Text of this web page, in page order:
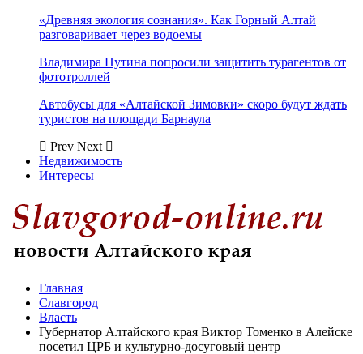
«Древняя экология сознания». Как Горный Алтай
разговаривает через водоемы
Владимира Путина попросили защитить турагентов от
фототроллей
Автобусы для «Алтайской Зимовки» скоро будут ждать
туристов на площади Барнаула
Prev Next
Недвижимость
Интересы
Главная
Славгород
Власть
Губернатор Алтайского края Виктор Томенко в Алейске
посетил ЦРБ и культурно-досуговый центр